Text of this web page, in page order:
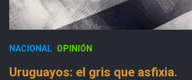
NACIONAL OPINIÓN
Uruguayos: el gris que asfixia.